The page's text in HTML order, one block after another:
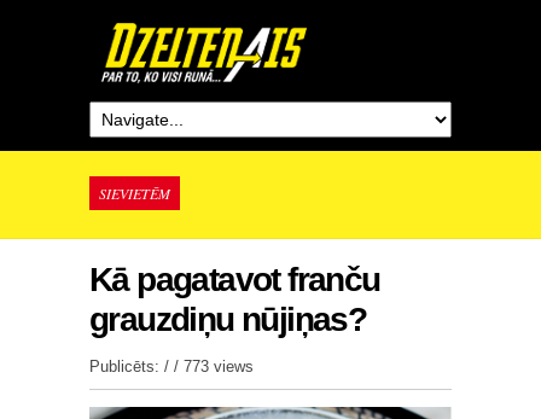
SIEVIETĒM
Kā pagatavot franču
grauzdiņu nūjiņas?
Publicēts: / / 773 views